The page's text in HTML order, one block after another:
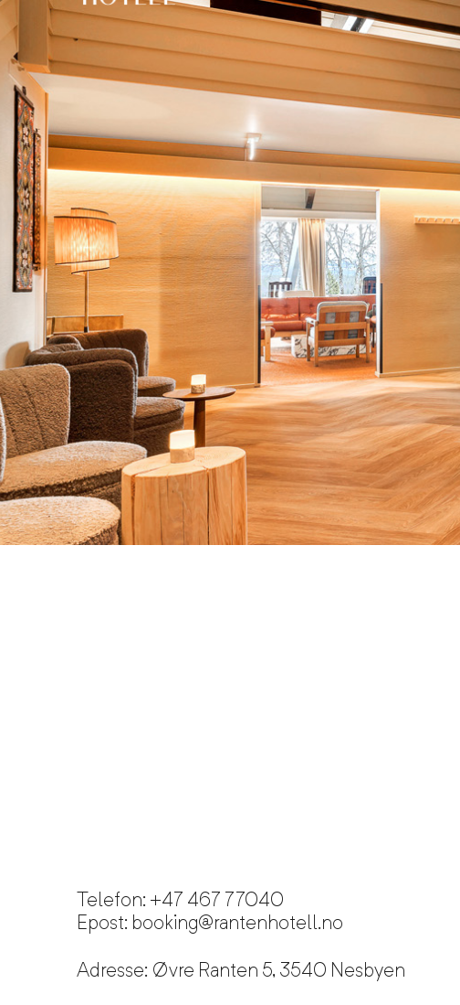
Telefon: +47 467 77040
Epost: booking@rantenhotell.no
Adresse: Øvre Ranten 5, 3540 Nesbyen